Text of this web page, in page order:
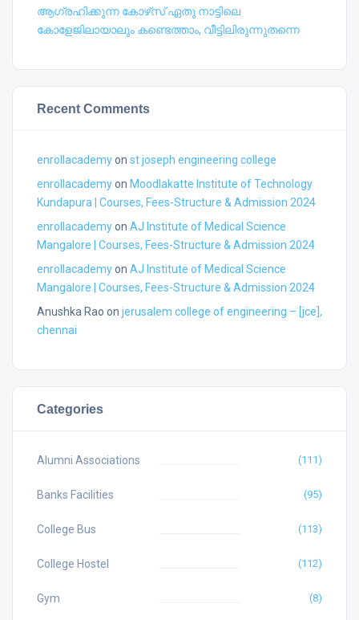
ആഗ്രഹിക്കുന്ന കോഴ്‍സ് ഏതു നാട്ടിലെ
കോളേജിലായാലും കണ്ടെത്താം, വീട്ടിലിരുന്നുതന്നെ
Recent Comments
enrollacademyon st joseph engineering college
enrollacademyon Moodlakatte Institute of Technology
Kundapura | Courses, Fees-Structure & Admission 2024
enrollacademyon AJ Institute of Medical Science
Mangalore | Courses, Fees-Structure & Admission 2024
enrollacademyon AJ Institute of Medical Science
Mangalore | Courses, Fees-Structure & Admission 2024
Anushka Rao on jerusalem college of engineering – [jce],
chennai
Categories
Alumni Associations (111)
Banks Facilities (95)
College Bus (113)
College Hostel (112)
Gym (8)